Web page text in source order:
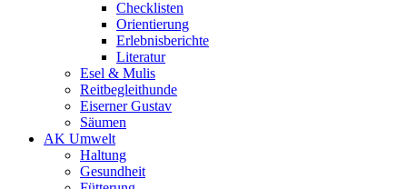
Checklisten
Orientierung
Erlebnisberichte
Literatur
Esel & Mulis
Reitbegleithunde
Eiserner Gustav
Säumen
AK Umwelt
Haltung
Gesundheit